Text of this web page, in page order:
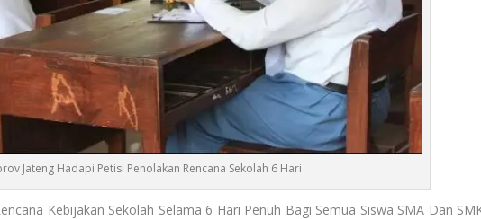
Jateng Hadapi Petisi Penolakan Rencana Sekolah 6 Hari
Kebijakan Sekolah Selama 6 Hari Penuh Bagi Semua Siswa SMA Dan